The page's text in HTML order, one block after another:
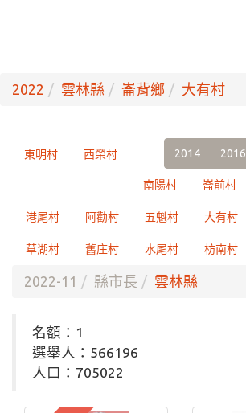
2022 雲林縣 崙背鄉 大有村
2014 2016
東明村 西榮村
南陽村 崙前村
港尾村 阿勸村 五魁村 大有村
草湖村 舊庄村 水尾村 枋南村
2022-11 縣市長 雲林縣
名額：1
選舉人：566196
人口：705022